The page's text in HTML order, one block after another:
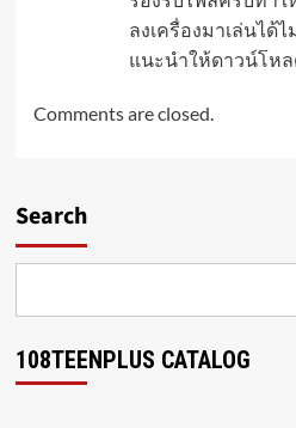
ลงเครื่องมาเล่นได้
แนะนำให้ดาวน์โห
Comments are closed.
Search
108TEENPLUS CATALOG